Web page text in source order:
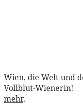
Wien, die Welt und
Vollblut-Wienerin!
mehr.